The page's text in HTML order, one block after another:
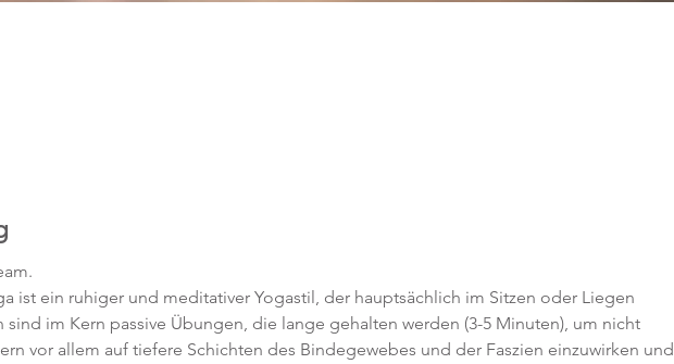
ist ein ruhiger und meditativer Yogastil, der hauptsächlich im Sitzen oder Liegen
im Kern passive Übungen, die lange gehalten werden (3-5 Minuten), um nicht
vor allem auf tiefere Schichten des Bindegewebes und der Faszien einzuwirken und